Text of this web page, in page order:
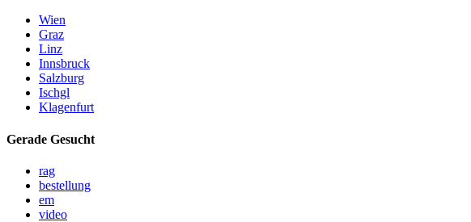
Wien
Graz
Linz
Innsbruck
Salzburg
Ischgl
Klagenfurt
Gerade Gesucht
rag
bestellung
em
video